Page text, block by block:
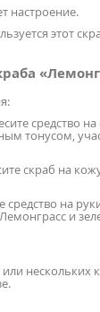
настроение.
этот
тонусом,
скраб на
средство на
и